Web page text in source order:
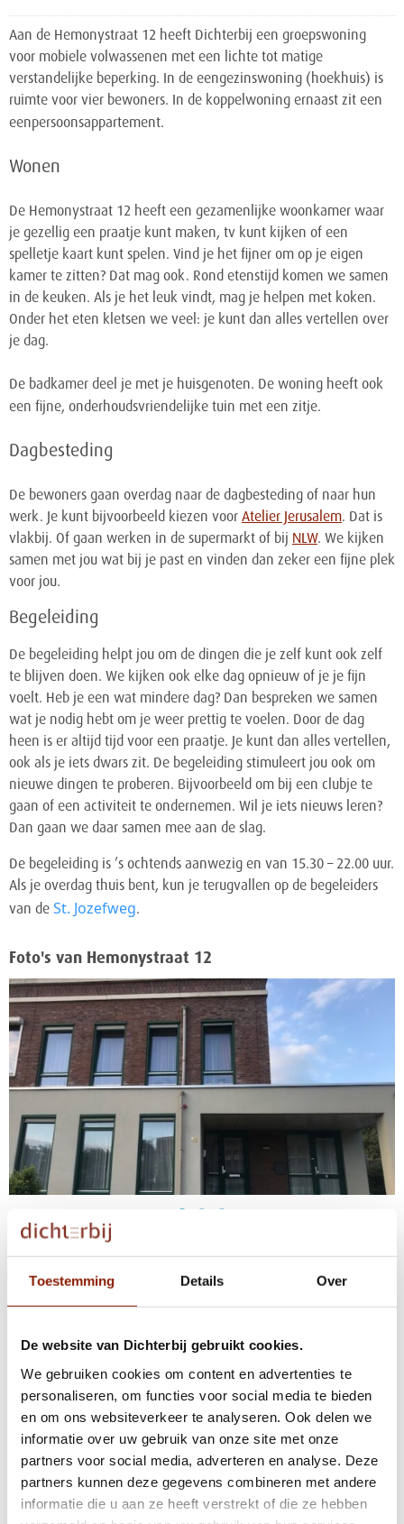
Toestemming Details Over
De website van Dichterbij gebruikt cookies.
We gebruiken cookies om content en advertenties te
personaliseren, om functies voor social media te bieden
en om ons websiteverkeer te analyseren. Ook delen we
informatie over uw gebruik van onze site met onze
partners voor social media, adverteren en analyse. Deze
partners kunnen deze gegevens combineren met andere
informatie die u aan ze heeft verstrekt of die ze hebben
Aan de Hemonystraat 12 heeft Dichterbij een groepswoning
voor mobiele volwassenen met een lichte tot matige
verstandelijke beperking. In de eengezinswoning (hoekhuis) is
ruimte voor vier bewoners. In de koppelwoning ernaast zit een
eenpersoonsappartement.
Wonen
De Hemonystraat 12 heeft een gezamenlijke woonkamer waar
je gezellig een praatje kunt maken, tv kunt kijken of een
spelletje kaart kunt spelen. Vind je het fijner om op je eigen
kamer te zitten? Dat mag ook. Rond etenstijd komen we samen
in de keuken. Als je het leuk vindt, mag je helpen met koken.
Onder het eten kletsen we veel: je kunt dan alles vertellen over
je dag.
De badkamer deel je met je huisgenoten. De woning heeft ook
een fijne, onderhoudsvriendelijke tuin met een zitje.
Dagbesteding
De bewoners gaan overdag naar de dagbesteding of naar hun
werk. Je kunt bijvoorbeeld kiezen voor Atelier Jerusalem. Dat is
vlakbij. Of gaan werken in de supermarkt of bij NLW. We kijken
samen met jou wat bij je past en vinden dan zeker een fijne plek
voor jou.
Begeleiding
De begeleiding helpt jou om de dingen die je zelf kunt ook zelf
te blijven doen. We kijken ook elke dag opnieuw of je je fijn
voelt. Heb je een wat mindere dag? Dan bespreken we samen
wat je nodig hebt om je weer prettig te voelen. Door de dag
heen is er altijd tijd voor een praatje. Je kunt dan alles vertellen,
ook als je iets dwars zit. De begeleiding stimuleert jou ook om
nieuwe dingen te proberen. Bijvoorbeeld om bij een clubje te
gaan of een activiteit te ondernemen. Wil je iets nieuws leren?
Dan gaan we daar samen mee aan de slag.
De begeleiding is ’s ochtends aanwezig en van 15.30 – 22.00 uur.
Als je overdag thuis bent, kun je terugvallen op de begeleiders
van de St. Jozefweg.
Foto's van Hemonystraat 12
Meer informatie over Hemonystraat 12
Voor mobiele volwassenen met een lichte
Voorzieningen
- 24-uurszorg
- Ruime groepswoning +
eenpersoonsappartement
- Veel aandacht voor nabijheid
De Hemonystraat ligt vlak bij het centrum
van Venray. Daar zijn verschillende